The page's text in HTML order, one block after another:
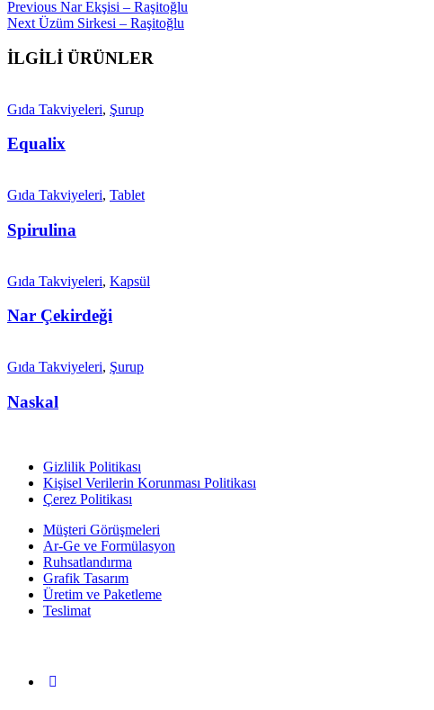
Yazı
gezinmesi
Previous Previous
post:
Nar Ekşisi – Raşitoğlu
Next Next
Üzüm Sirkesi – Raşitoğlu
İLGİLİ ÜRÜNLER
Gıda Takviyeleri, Şurup
Equalix
Gıda Takviyeleri, Tablet
Spirulina
Gıda Takviyeleri, Kapsül
Nar Çekirdeği
Gıda Takviyeleri, Şurup
Naskal
Gizlilik Politikası
Kişisel Verilerin Korunması Politikası
Çerez Politikası
Müşteri Görüşmeleri
Ar-Ge ve Formülasyon
Ruhsatlandırma
Grafik Tasarım
Üretim ve Paketleme
Teslimat